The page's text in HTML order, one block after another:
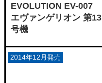
EVOLUTION EV-007
エヴァンゲリオン 第13
号機
2014年12月発売